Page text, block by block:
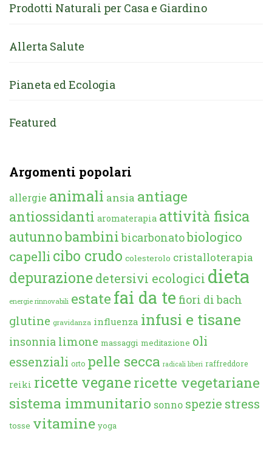
Prodotti Naturali per Casa e Giardino
Allerta Salute
Pianeta ed Ecologia
Featured
Argomenti popolari
allergie animali ansia antiage
antiossidanti aromaterapia attività fisica
autunnobambini bicarbonatobiologico
capelli cibo crudo colesterolo cristalloterapia
depurazione detersivi ecologici dieta
energie rinnovabili estate fai da te fiori di bach
glutine gravidanza influenza infusi e tisane
insonnia limone massaggi meditazione oli
essenziali orto pelle secca radicali liberi raffreddore
reiki ricette veganericette vegetariane
sistema immunitario sonno spezie stress
tosse vitamine yoga